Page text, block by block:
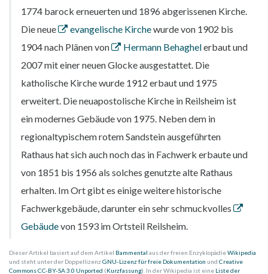
1774 barock erneuerten und 1896 abgerissenen Kirche.
Die neue
evangelische Kirchewurde von 1902 bis
1904 nach Plänen von
Hermann Behaghelerbaut und
2007 mit einer neuen Glocke ausgestattet. Die
katholische Kirche wurde 1912 erbaut und 1975
erweitert. Die neuapostolische Kirche in Reilsheim ist
ein modernes Gebäude von 1975. Neben dem in
regionaltypischem rotem Sandstein ausgeführten
Rathaus hat sich auch noch das in Fachwerk erbaute und
von 1851 bis 1956 als solches genutzte alte Rathaus
erhalten. Im Ort gibt es einige weitere historische
Fachwerkgebäude, darunter ein sehr schmuckvolles
Gebäudevon 1593 im Ortsteil Reilsheim.
Dieser Artikel basiert auf dem Artikel Bammental aus der freien EnzyklopädieWikipedia
und steht unter der DoppellizenzGNU-Lizenz für freie Dokumentation und Creative
Commons CC-BY-SA 3.0 Unported (Kurzfassung). In der Wikipedia ist eine Liste der